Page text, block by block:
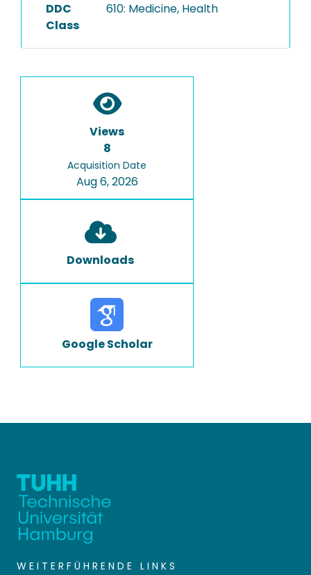
DDC
Class
610: Medicine, Health
Views
8
Acquisition Date
Aug 6, 2026
Downloads
Google Scholar
WEITERFÜHRENDE LINKS